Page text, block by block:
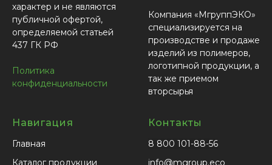
характер и не являются
публичной офертой,
определяемой статьей
437 ГК РФ
Политика
конфиденциальности
Компания «МгруппЭКО»
специализируется на
производстве и продаже
изделий из полимеров,
логотипной продукции, а
так же приемом
вторсырья
Навигация
Главная
Каталог продукции
Контакты
8 800 101-88-56
info@mgroup.eco